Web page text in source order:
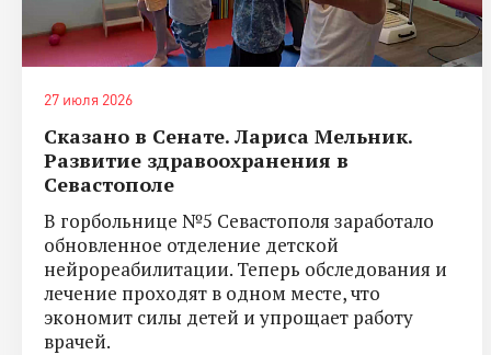
27 июля 2026
Сказано в Сенате. Лариса Мельник.
Развитие здравоохранения в
Севастополе
В горбольнице №5 Севастополя заработало
обновленное отделение детской
нейрореабилитации. Теперь обследования и
лечение проходят в одном месте, что
экономит силы детей и упрощает работу
врачей.